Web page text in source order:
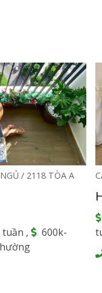
/ 2118 TÒA A
,
600k-